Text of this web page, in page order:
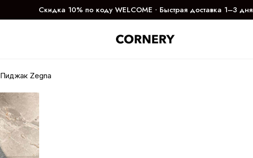
Скидка 10% по коду WELCOME ∙ Быстрая доставка 1–3 дня
Пиджак Zegna